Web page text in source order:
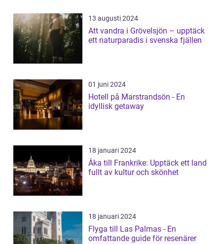
13 augusti 2024
Att vandra i Grövelsjön – upptäck
ett naturparadis i svenska fjällen
01 juni 2024
Hotell på Marstrandsön - En
idyllisk getaway
18 januari 2024
Åka till Frankrike: Upptäck ett land
fullt av kultur och skönhet
18 januari 2024
Flyga till Las Palmas - En
omfattande guide för resenärer